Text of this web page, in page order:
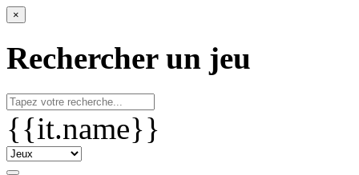
×
Rechercher un jeu
{{it.name}}